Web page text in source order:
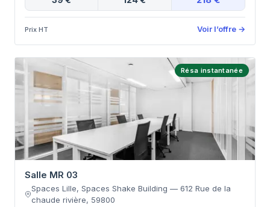
Prix HT Voir l’offre →
Résa instantanée
Salle MR 03
Spaces Lille, Spaces Shake Building — 612 Rue de la
chaude rivière, 59800